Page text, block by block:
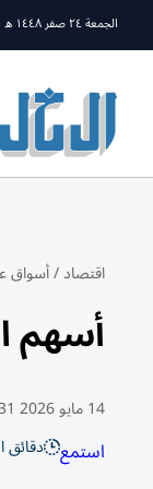
الجمعة ٢٤ صفر ١٤٤٨ ه - ٠٧ أغسطس ٢٠٢٦
اقتصاد/أسواق
أسهم
14 مايو 2026 05:31 صباحًا
استمع دقائق